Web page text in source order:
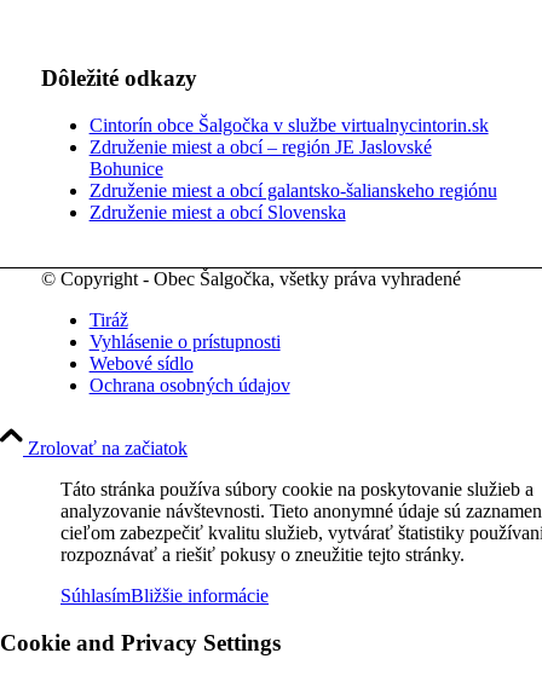
Dôležité odkazy
Cintorín obce Šalgočka v službe virtualnycintorin.sk
Združenie miest a obcí – región JE Jaslovské
Bohunice
Združenie miest a obcí galantsko-šalianskeho regiónu
Združenie miest a obcí Slovenska
© Copyright - Obec Šalgočka, všetky práva vyhradené
Tiráž
Vyhlásenie o prístupnosti
Webové sídlo
Ochrana osobných údajov
Zrolovať na začiatok
Táto stránka používa súbory cookie na poskytovanie služieb a
analyzovanie návštevnosti. Tieto anonymné údaje sú
cieľom zabezpečiť kvalitu služieb, vytvárať štatistiky
rozpoznávať a riešiť pokusy o zneužitie tejto stránky.
SúhlasímBližšie informácie
Cookie and Privacy Settings